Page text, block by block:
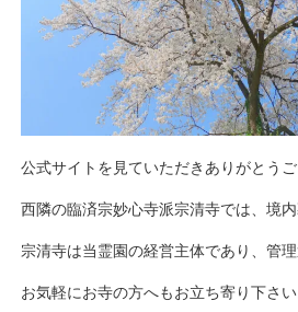
公式サイトを見ていただきありがとうご
西隣の臨済宗妙心寺派宗清寺では、境
宗清寺は当霊園の経営主体であり、管理
お気軽にお寺の方へもお立ち寄り下さい